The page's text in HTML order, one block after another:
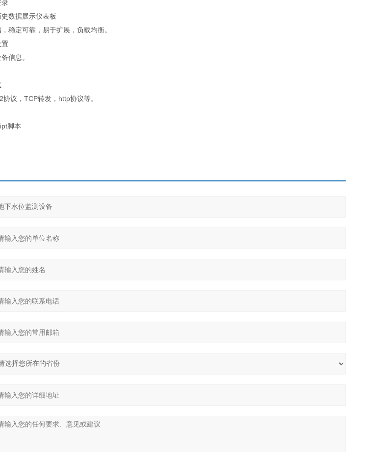
录
数据展示仪表板
稳定可靠，易于扩展，负载均衡。
信息。
议，TCP转发，http协议等。
脚本